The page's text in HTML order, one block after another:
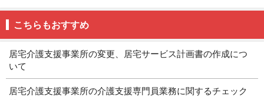
こちらもおすすめ
居宅介護支援事業所の変更、居宅サービス計画書の作成につ
いて
居宅介護支援事業所の介護支援専門員業務に関するチェック